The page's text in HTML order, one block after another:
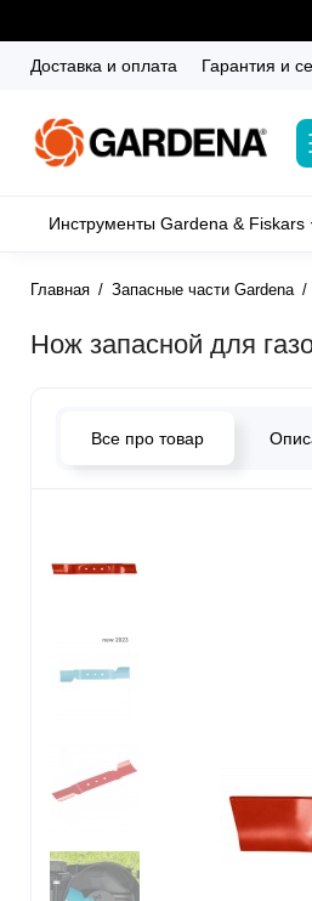
Доставка и оплата Гарантия и
Инструменты Gardena & Fiskars
Главная Запасные части Gardena
Нож запасной для
Все про товар